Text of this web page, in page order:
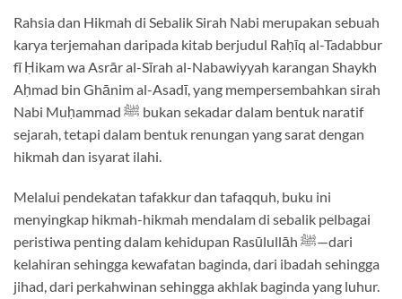
Rahsia dan Hikmah di Sebalik Sirah Nabi merupakan sebuah
karya terjemahan daripada kitab berjudul Raḥīq al-Tadabbur
fī Ḥikam wa Asrār al-Sīrah al-Nabawiyyah karangan Shaykh
Aḥmad bin Ghānim al-Asadī, yang mempersembahkan sirah
Nabi Muḥammad ﷺ bukan sekadar dalam bentuk naratif
sejarah, tetapi dalam bentuk renungan yang sarat dengan
hikmah dan isyarat ilahi.
Melalui pendekatan tafakkur dan tafaqquh, buku ini
menyingkap hikmah-hikmah mendalam di sebalik pelbagai
peristiwa penting dalam kehidupan Rasūlullāh ﷺ—dari
kelahiran sehingga kewafatan baginda, dari ibadah sehingga
jihad, dari perkahwinan sehingga akhlak baginda yang luhur.